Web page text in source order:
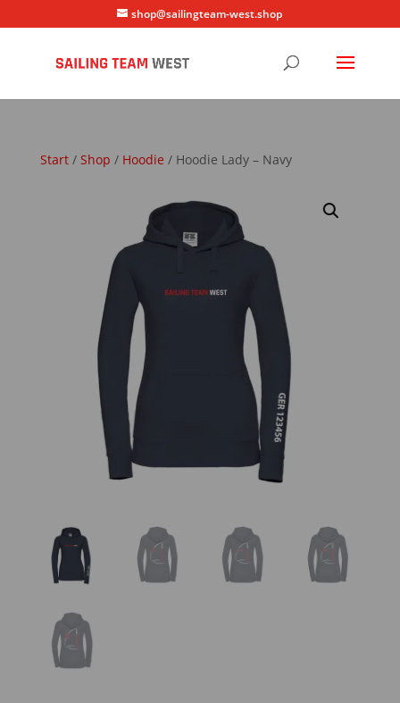
shop@sailingteam-west.shop
Start/ Shop / Hoodie / Hoodie Lady – Navy